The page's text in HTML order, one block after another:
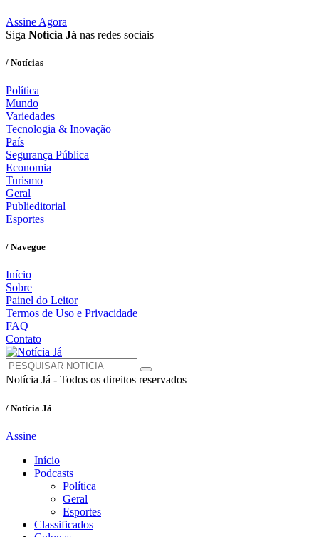
Assine Agora
Siga Notícia Já nas redes sociais
/ Notícias
Política
Mundo
Variedades
Tecnologia & Inovação
País
Segurança Pública
Economia
Turismo
Geral
Publieditorial
Esportes
/ Navegue
Início
Sobre
Painel do Leitor
Termos de Uso e Privacidade
FAQ
Contato
Notícia Já - Todos os direitos reservados
/ Notícia Já
Assine
Início
Podcasts
Política
Geral
Esportes
Classificados